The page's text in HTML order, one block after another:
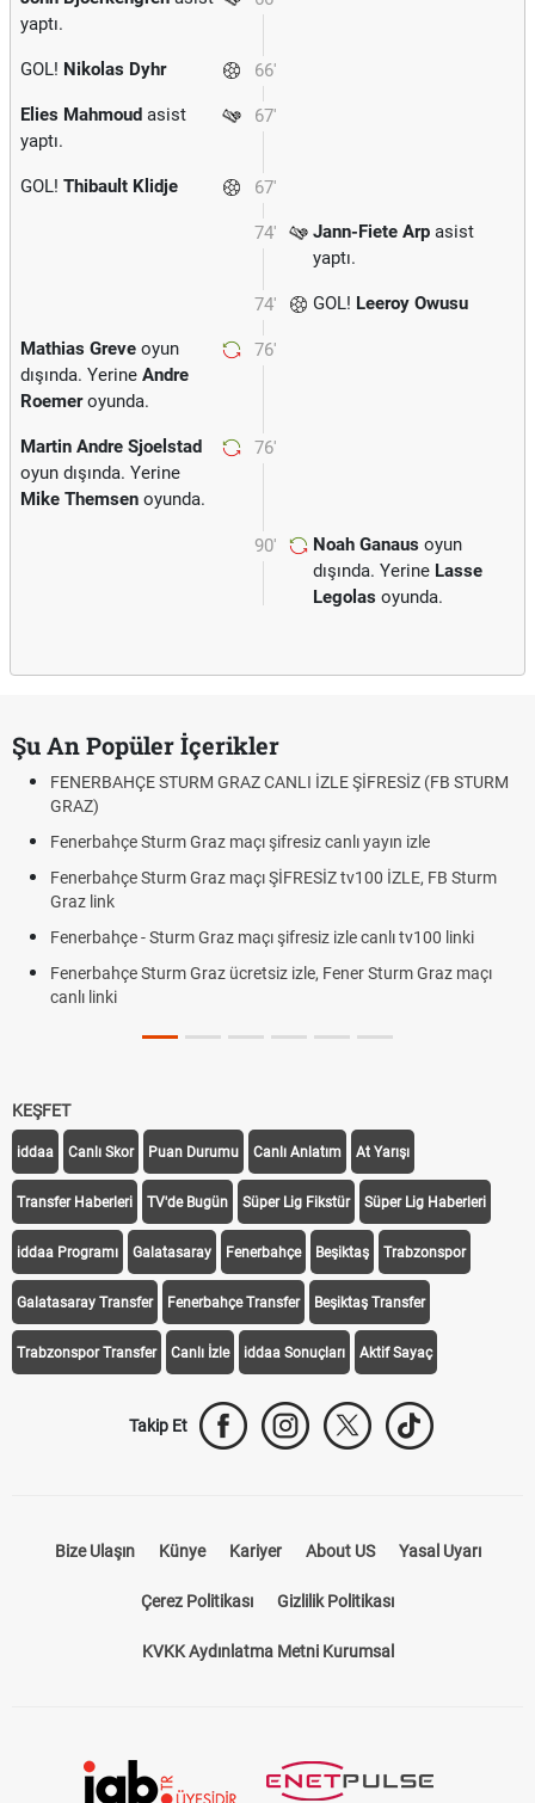
yaptı.
66'
GOL! Nikolas Dyhr
67'
Elies Mahmoud asist
yaptı.
67'
GOL! Thibault Klidje
74' Jann-Fiete Arp asist
yaptı.
74' GOL! Leeroy Owusu
76'
Mathias Greve oyun
dışında. Yerine Andre
Roemeroyunda.
76'
Martin Andre Sjoelstad
oyun dışında. Yerine
Mike Themsen oyunda.
90' Noah Ganaus oyun
dışında. Yerine Lasse
Legolas oyunda.
Şu An Popüler İçerikler
FENERBAHÇE STURM GRAZ CANLI İZLE ŞİFRESİZ (FB STURM
GRAZ)
Fenerbahçe Sturm Graz maçı şifresiz canlı yayın izle
Fenerbahçe Sturm Graz maçı ŞİFRESİZ tv100 İZLE, FB Sturm
Graz link
Fenerbahçe - Sturm Graz maçı şifresiz izle canlı tv100 linki
Fenerbahçe Sturm Graz ücretsiz izle, Fener Sturm Graz maçı
canlı linki
KEŞFET
iddaa Canlı Skor Puan Durumu Canlı Anlatım At Yarışı
Transfer Haberleri TV'de Bugün Süper Lig Fikstür Süper Lig Haberleri
iddaa Programı Galatasaray Fenerbahçe Beşiktaş Trabzonspor
Galatasaray Transfer Fenerbahçe Transfer Beşiktaş Transfer
Canlı İzle iddaa Sonuçları Aktif Sayaç
Künye Kariyer About US
Çerez Politikası Gizlilik Politikası